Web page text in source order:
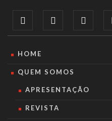
HOME
QUEM SOMOS
APRESENTAÇÃO
REVISTA